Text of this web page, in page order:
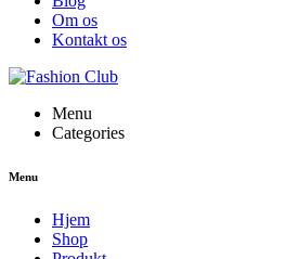
Om os
Kontakt os
Menu
Categories
Menu
Hjem
Shop